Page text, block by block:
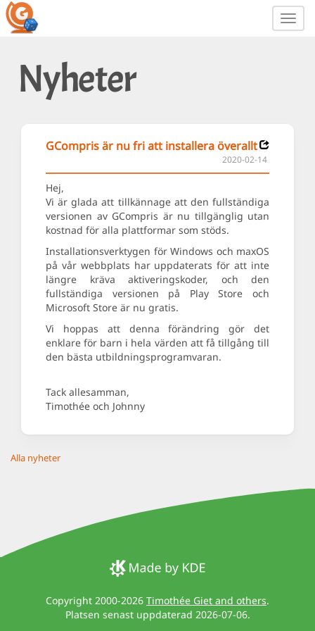
Nyheter
GCompris är nu fri att installera överallt
2020-02-14
Hej,
Vi är glada att tillkännage att den fullständiga
versionen av GCompris är nu tillgänglig utan
kostnad för alla plattformar som stöds.
Installationsverktygen för Windows och maxOS
på vår webbplats har uppdaterats för att inte
längre kräva aktiveringskoder, och den
fullständiga versionen på Play Store och
Microsoft Store är nu gratis.
Vi hoppas att denna förändring gör det
enklare för barn i hela värden att få tillgång till
den bästa utbildningsprogramvaran.
Tack allesamman,
Timothée och Johnny
Alla nyheter
Copyright 2000-2026 Timothée Giet and others.
Platsen senast uppdaterad 2026-07-06.